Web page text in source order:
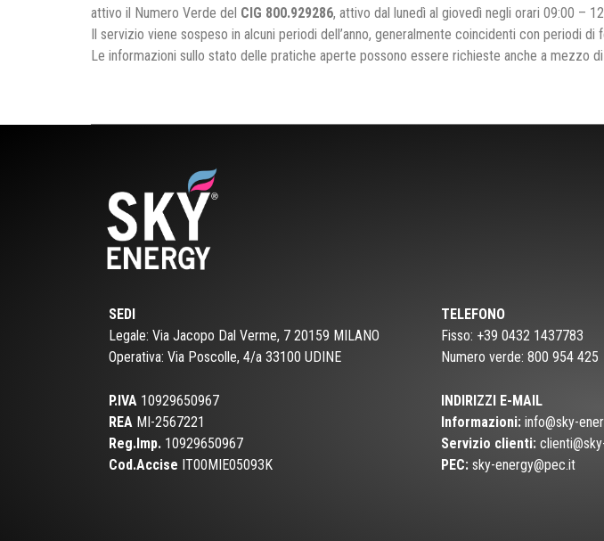
attivo il Numero Verde del CIG 800.929286, attivo dal lunedì al giovedì negli orari 09:00 –
Il servizio viene sospeso in alcuni periodi dell’anno, generalmente coincidenti con periodi di
Le informazioni sullo stato delle pratiche aperte possono essere richieste anche a mezzo
SEDI
Legale: Via Jacopo Dal Verme, 7 20159 MILANO
Operativa: Via Poscolle, 4/a 33100 UDINE
P.IVA 10929650967
REA MI-2567221
Reg.Imp. 10929650967
Cod.Accise IT00MIE05093K
TELEFONO
Fisso: +39 0432 1437783
Numero verde: 800 954 425
INDIRIZZI E-MAIL
Informazioni: info@sky-
Servizio clienti:
PEC: sky-energy@pec.it